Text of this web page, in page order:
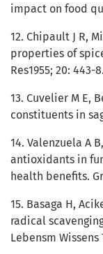
impact on food
12. Chipault J R,
properties of
Res1955; 20: 443-8.
13. Cuvelier M E,
constituents in
14. Valenzuela A
antioxidants in
health benefits.
15. Basaga H,
radical
Lebensm Wissens